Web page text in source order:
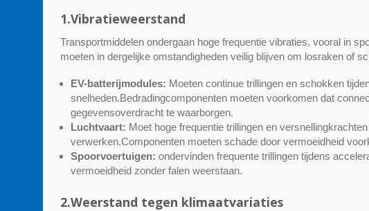
1.Vibratieweerstand
Transportmiddelen ondergaan hoge frequentie vibraties, vooral in
moeten in dergelijke omstandigheden veilig blijven om losraken of
EV-batterijmodules: Moeten continue trillingen en schokken
snelheden.Bedradingcomponenten moeten voorkomen dat
gegevensoverdracht te waarborgen.
Luchtvaart: Moet hoge frequentie trillingen en
verwerken.Componenten moeten schade door vermoeidheid
Spoorvoertuigen: ondervinden frequente trillingen tijdens
vermoeidheid zonder falen weerstaan.
2.Weerstand tegen klimaatvariaties